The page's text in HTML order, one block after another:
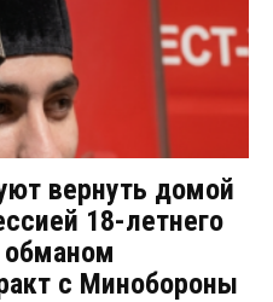
вернуть домой
18-летнего
с Минобороны